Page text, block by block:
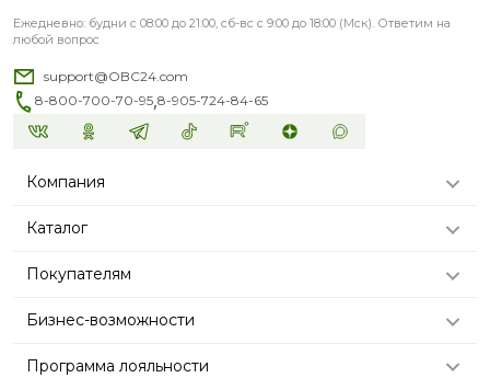
Ежедневно: будни с 08:00 до 21:00, сб-вс с 9:00 до 18:00 (Мск). Ответим на
любой вопрос
support@OBC24.com
8-800-700-70-95,8-905-724-84-65
Компания
Каталог
Покупателям
Бизнес-возможности
Программа лояльности